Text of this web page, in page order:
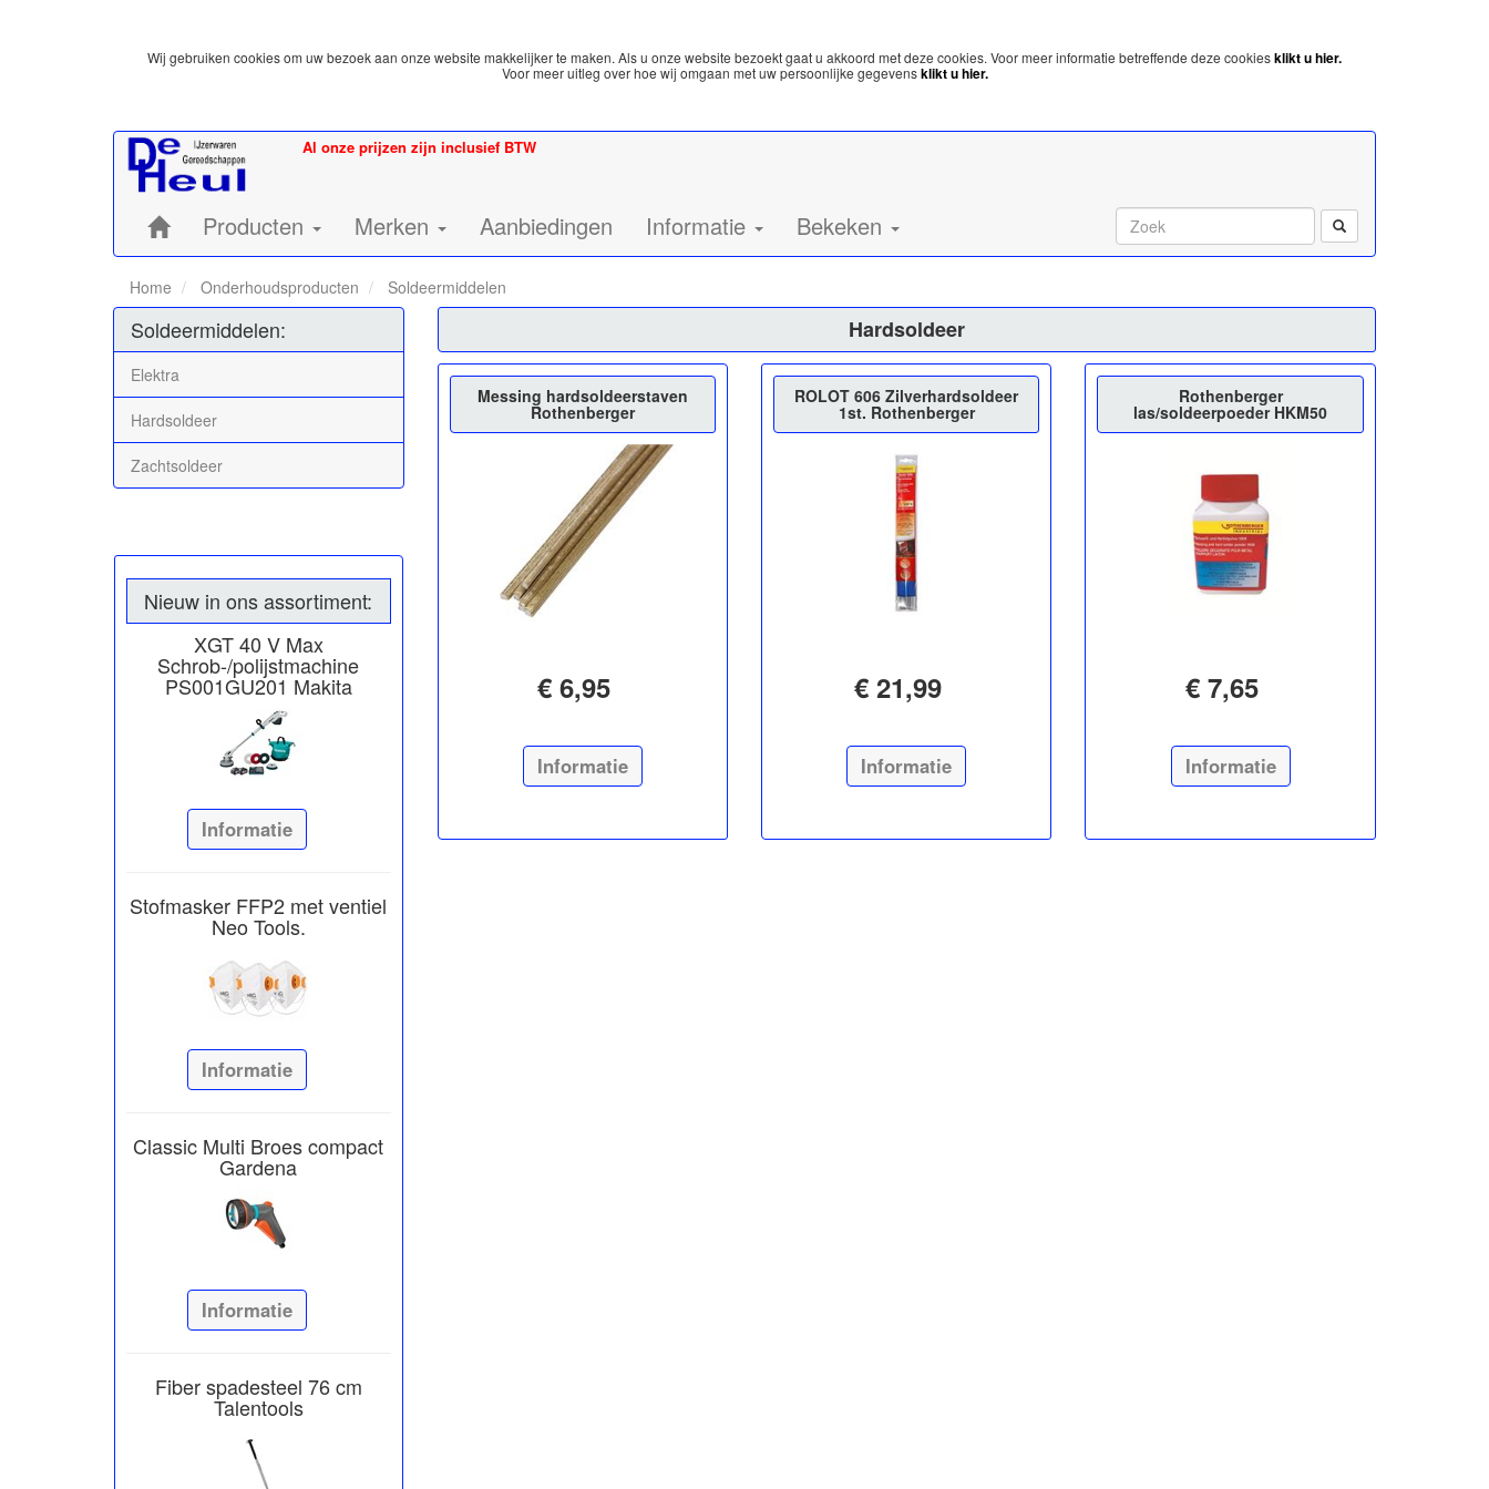
Wij gebruiken cookies om uw bezoek aan onze website makkelijker te maken. Als u onze website bezoekt gaat u akkoord met deze cookies. Voor meer informatie betreffende deze cookiesklikt u hier.
Voor meer uitleg over hoe wij omgaan met uw persoonlijke gegevensklikt u hier.
Al onze prijzen zijn inclusief BTW
Home:Producten Merken Aanbiedingen Informatie Bekeken
Home Onderhoudsproducten Soldeermiddelen
Soldeermiddelen:
Elektra
Hardsoldeer
Zachtsoldeer
Nieuw in ons assortiment:
XGT 40 V Max
Schrob-/polijstmachine
PS001GU201 Makita
Informatie
Stofmasker FFP2 met ventiel
Neo Tools.
Informatie
Classic Multi Broes compact
Gardena
Informatie
Fiber spadesteel 76 cm
Talentools
Hardsoldeer
Messing hardsoldeerstaven
Rothenberger
€ 6,95
Informatie
ROLOT 606 Zilverhardsoldeer
1st. Rothenberger
€ 21,99
Informatie
Rothenberger
las/soldeerpoeder HKM50
€ 7,65
Informatie